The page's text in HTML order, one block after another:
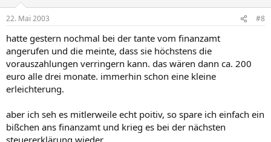
22. Mai 2003 #8
hatte gestern nochmal bei der tante vom finanzamt
angerufen und die meinte, dass sie höchstens die
vorauszahlungen verringern kann. das wären dann ca. 200
euro alle drei monate. immerhin schon eine kleine
erleichterung.
aber ich seh es mitlerweile echt poitiv, so spare ich einfach ein
bißchen ans finanzamt und krieg es bei der nächsten
steuererklärung wieder.